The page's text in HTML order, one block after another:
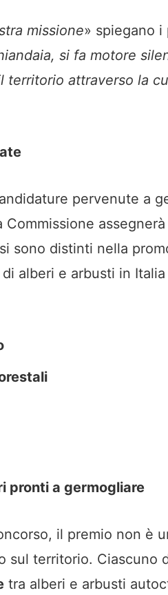
missione» spiegano i
si fa motore
territorio attraverso la
pervenute a
assegnerà
sono distinti nella
alberi e arbusti in Italia
pronti a germogliare
il premio non è
sul territorio. Ciascuno
tra alberi e arbusti